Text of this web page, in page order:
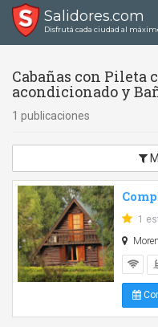
Salidores.com
Disfrutá cada ciudad al
Cabañas con Pileta
acondicionado y
1 publicaciones
1